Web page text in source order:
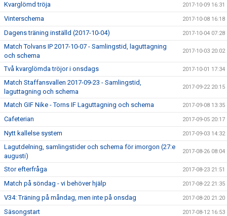
Kvarglömd tröja 2017-10-09 16:31
Vinterschema 2017-10-08 16:18
Dagens träning inställd (2017-10-04) 2017-10-04 07:28
Match Tolvans IP 2017-10-07 - Samlingstid, laguttagning
och schema
2017-10-03 20:02
Två kvarglömda tröjor i onsdags 2017-10-01 17:34
Match Staffansvallen 2017-09-23 - Samlingstid,
laguttagning och schema
2017-09-22 20:15
Match GIF Nike - Torns IF Laguttagning och schema 2017-09-08 13:35
Cafeterian 2017-09-05 20:17
Nytt kallelse system 2017-09-03 14:32
Lagutdelning, samlingstider och schema för imorgon (27:e
augusti)
2017-08-26 08:04
Stor efterfråga 2017-08-23 21:51
Match på söndag - vi behöver hjälp 2017-08-22 21:35
V34: Träning på måndag, men inte på onsdag 2017-08-20 21:20
Säsongstart 2017-08-12 16:53